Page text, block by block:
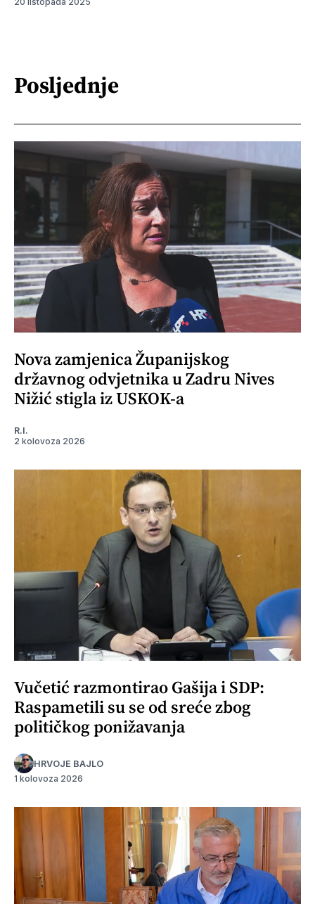
Posljednje
Nova zamjenica Županijskog
državnog odvjetnika u Zadru Nives
Nižić stigla iz USKOK-a
R.I.
2 kolovoza 2026
Vučetić razmontirao Gašija i SDP:
Raspametili su se od sreće zbog
političkog ponižavanja
HRVOJE BAJLO
1 kolovoza 2026